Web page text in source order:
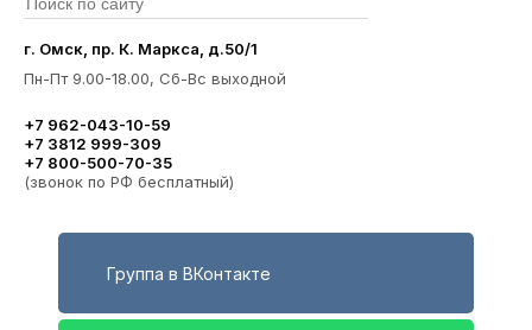
г. Омск, пр. К. Маркса, д.50/1
Пн-Пт 9.00-18.00, Сб-Вс выходной
+7 962-043-10-59
+7 3812 999-309
+7 800-500-70-35
(звонок по РФ бесплатный)
Группа в ВКонтакте